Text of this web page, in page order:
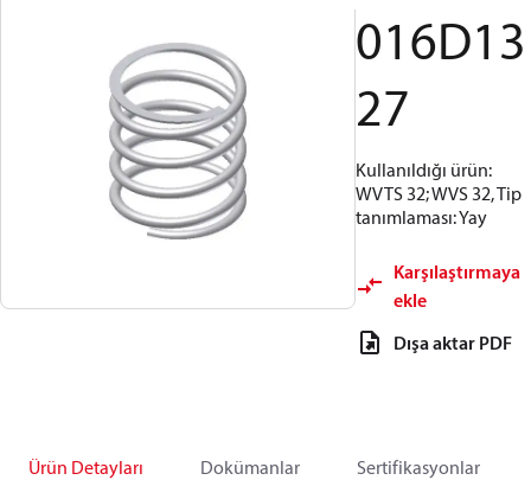
016D13
27
Kullanıldığı ürün:
WVTS 32; WVS 32, Tip
tanımlaması: Yay
Karşılaştırmaya
ekle
Dışa aktar PDF
Ürün Detayları Dokümanlar Sertifikasyonlar